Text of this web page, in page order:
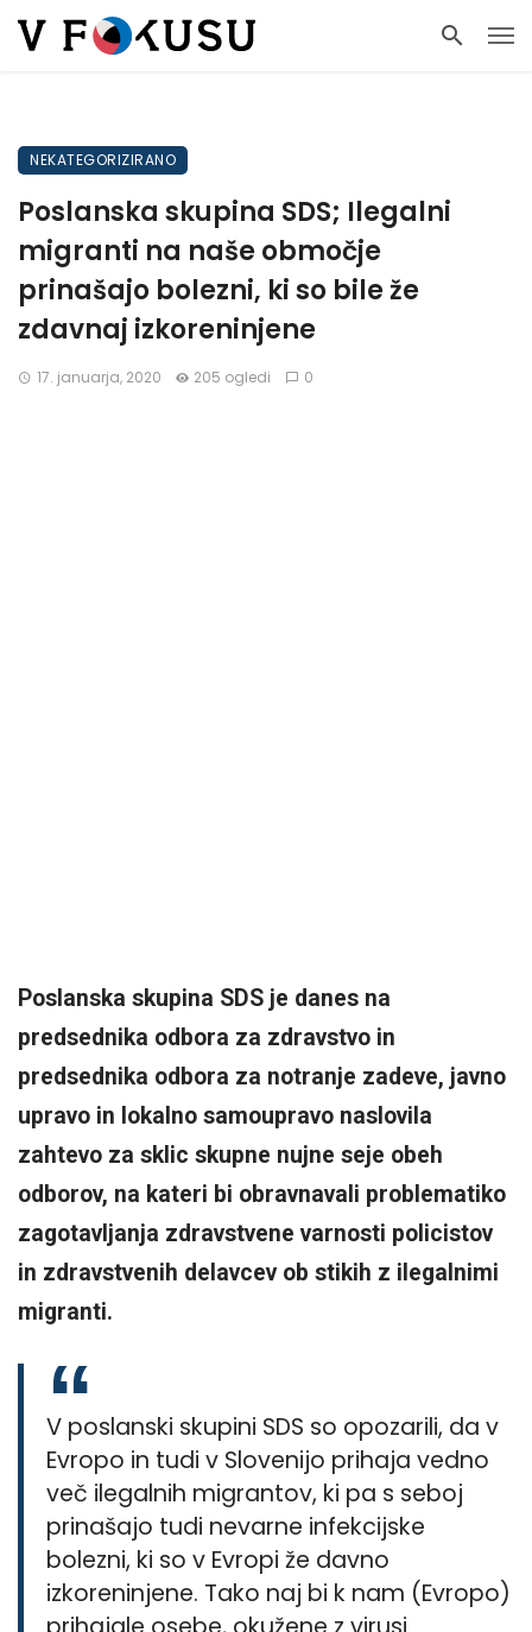
NEKATEGORIZIRANO
Poslanska skupina SDS; Ilegalni
migranti na naše območje
prinašajo bolezni, ki so bile že
zdavnaj izkoreninjene
17. januarja, 2020 205 ogledi 0
Poslanska skupina SDS je danes na
predsednika odbora za zdravstvo in
predsednika odbora za notranje zadeve, javno
upravo in lokalno samoupravo naslovila
zahtevo za sklic skupne nujne seje obeh
odborov, na kateri bi obravnavali problematiko
zagotavljanja zdravstvene varnosti policistov
in zdravstvenih delavcev ob stikih z ilegalnimi
migranti.
V poslanski skupini SDS so opozarili, da v
Evropo in tudi v Slovenijo prihaja vedno
več ilegalnih migrantov, ki pa s seboj
prinašajo tudi nevarne infekcijske
bolezni, ki so v Evropi že davno
izkoreninjene. Tako naj bi k nam (Evropo)